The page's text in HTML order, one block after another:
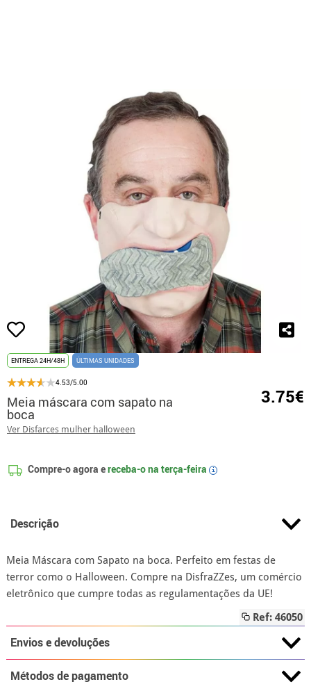
ENTREGA 24H/48H ÚLTIMAS UNIDADES
4.53/5.00
Meia máscara com sapato na
boca
Ver Disfarces mulher halloween
3.75€
Compre-o agora ereceba-o na terça-feira i
Descrição
Meia Máscara com Sapato na boca. Perfeito em festas de
terror como o Halloween. Compre na DisfraZZes, um comércio
eletrônico que cumpre todas as regulamentações da UE!
Ref: 46050
Envios e devoluções
Métodos de pagamento